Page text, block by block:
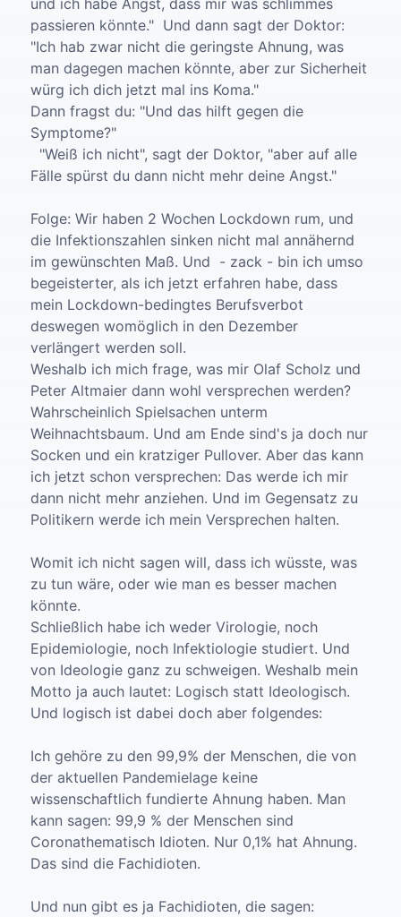
und ich habe Angst, dass mir was schlimmes
passieren könnte." Und dann sagt der Doktor:
"Ich hab zwar nicht die geringste Ahnung, was
man dagegen machen könnte, aber zur Sicherheit
würg ich dich jetzt mal ins Koma."
Dann fragst du: "Und das hilft gegen die
Symptome?"
"Weiß ich nicht", sagt der Doktor, "aber auf alle
Fälle spürst du dann nicht mehr deine Angst."
Folge: Wir haben 2 Wochen Lockdown rum, und
die Infektionszahlen sinken nicht mal annähernd
im gewünschten Maß. Und - zack - bin ich umso
begeisterter, als ich jetzt erfahren habe, dass
mein Lockdown-bedingtes Berufsverbot
deswegen womöglich in den Dezember
verlängert werden soll.
Weshalb ich mich frage, was mir Olaf Scholz und
Peter Altmaier dann wohl versprechen werden?
Wahrscheinlich Spielsachen unterm
Weihnachtsbaum. Und am Ende sind's ja doch nur
Socken und ein kratziger Pullover. Aber das kann
ich jetzt schon versprechen: Das werde ich mir
dann nicht mehr anziehen. Und im Gegensatz zu
Politikern werde ich mein Versprechen halten.
Womit ich nicht sagen will, dass ich wüsste, was
zu tun wäre, oder wie man es besser machen
könnte.
Schließlich habe ich weder Virologie, noch
Epidemiologie, noch Infektiologie studiert. Und
von Ideologie ganz zu schweigen. Weshalb mein
Motto ja auch lautet: Logisch statt Ideologisch.
Und logisch ist dabei doch aber folgendes:
Ich gehöre zu den 99,9% der Menschen, die von
der aktuellen Pandemielage keine
wissenschaftlich fundierte Ahnung haben. Man
kann sagen: 99,9 % der Menschen sind
Coronathematisch Idioten. Nur 0,1% hat Ahnung.
Das sind die Fachidioten.
Und nun gibt es ja Fachidioten, die sagen: